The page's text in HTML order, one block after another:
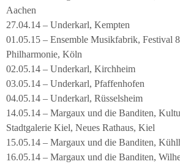
Aachen
27.04.14 – Underkarl, Kempten
01.05.15 – Ensemble Musikfabrik, Festival
Philharmonie, Köln
02.05.14 – Underkarl, Kirchheim
03.05.14 – Underkarl, Pfaffenhofen
04.05.14 – Underkarl, Rüsselsheim
14.05.14 – Margaux und die Banditen,
Stadtgalerie Kiel, Neues Rathaus, Kiel
15.05.14 – Margaux und die Banditen,
16.05.14 – Margaux und die Banditen,